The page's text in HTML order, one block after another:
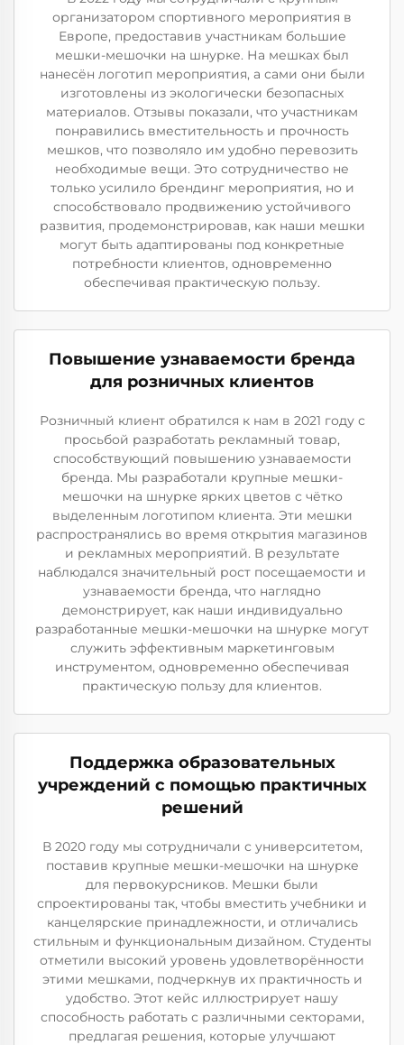
организатором спортивного мероприятия в
Европе, предоставив участникам большие
мешки-мешочки на шнурке. На мешках был
нанесён логотип мероприятия, а сами они были
изготовлены из экологически безопасных
материалов. Отзывы показали, что участникам
понравились вместительность и прочность
мешков, что позволяло им удобно перевозить
необходимые вещи. Это сотрудничество не
только усилило брендинг мероприятия, но и
способствовало продвижению устойчивого
развития, продемонстрировав, как наши мешки
могут быть адаптированы под конкретные
потребности клиентов, одновременно
обеспечивая практическую пользу.
Повышение узнаваемости бренда
для розничных клиентов
Розничный клиент обратился к нам в 2021 году с
просьбой разработать рекламный товар,
способствующий повышению узнаваемости
бренда. Мы разработали крупные мешки-
мешочки на шнурке ярких цветов с чётко
выделенным логотипом клиента. Эти мешки
распространялись во время открытия магазинов
и рекламных мероприятий. В результате
наблюдался значительный рост посещаемости и
узнаваемости бренда, что наглядно
демонстрирует, как наши индивидуально
разработанные мешки-мешочки на шнурке могут
служить эффективным маркетинговым
инструментом, одновременно обеспечивая
практическую пользу для клиентов.
Поддержка образовательных
учреждений с помощью практичных
решений
В 2020 году мы сотрудничали с университетом,
поставив крупные мешки-мешочки на шнурке
для первокурсников. Мешки были
спроектированы так, чтобы вместить учебники и
канцелярские принадлежности, и отличались
стильным и функциональным дизайном. Студенты
отметили высокий уровень удовлетворённости
этими мешками, подчеркнув их практичность и
удобство. Этот кейс иллюстрирует нашу
способность работать с различными секторами,
предлагая решения, которые улучшают